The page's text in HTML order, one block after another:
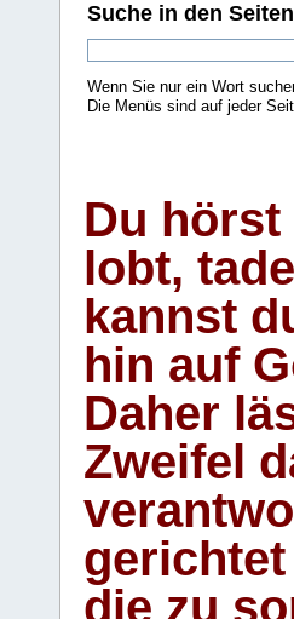
Suche in den Seiten
Wenn Sie nur ein Wort
Die Menüs sind auf jeder
Du hörst
lobt,
kannst
hin auf
Daher
Zweifel
die zu